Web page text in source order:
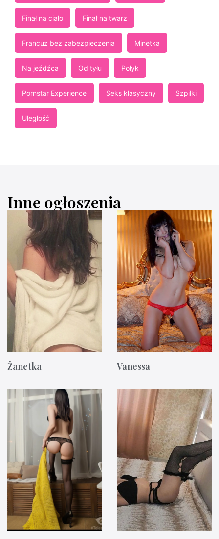
Finał na ciało Finał na twarz
Francuz bez zabezpieczenia Minetka
Na jeźdźca Od tyłu Połyk
Pornstar Experience Seks klasyczny Szpilki
Uległość
Inne ogłoszenia
Żanetka Vanessa